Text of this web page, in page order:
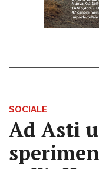
SOCIALE
Ad Asti